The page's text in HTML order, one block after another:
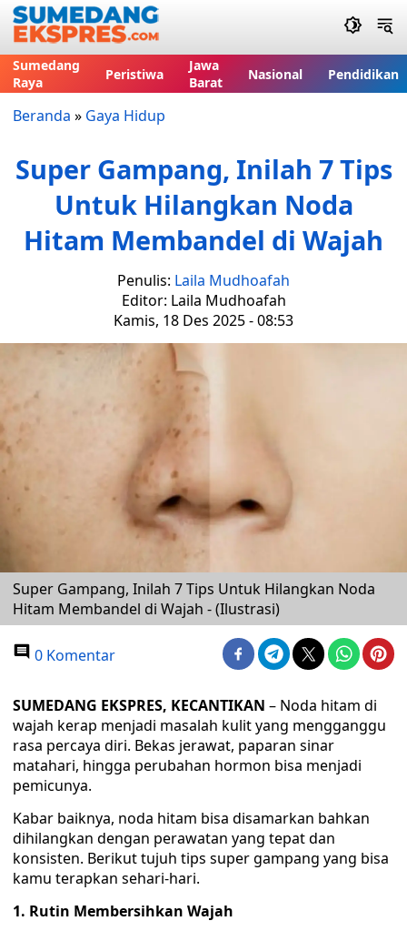
Sumedang
Raya
Peristiwa
Jawa
Barat
Nasional Pendidikan
Beranda » Gaya Hidup
Super Gampang, Inilah 7 Tips
Untuk Hilangkan Noda
Hitam Membandel di Wajah
Penulis: Laila Mudhoafah
Editor: Laila Mudhoafah
Kamis, 18 Des 2025 - 08:53
Super Gampang, Inilah 7 Tips Untuk Hilangkan Noda
Hitam Membandel di Wajah - (Ilustrasi)
0 Komentar
SUMEDANG EKSPRES, KECANTIKAN – Noda hitam di
wajah kerap menjadi masalah kulit yang mengganggu
rasa percaya diri. Bekas jerawat, paparan sinar
matahari, hingga perubahan hormon bisa menjadi
pemicunya.
Kabar baiknya, noda hitam bisa disamarkan bahkan
dihilangkan dengan perawatan yang tepat dan
konsisten. Berikut tujuh tips super gampang yang bisa
kamu terapkan sehari-hari.
1. Rutin Membersihkan Wajah